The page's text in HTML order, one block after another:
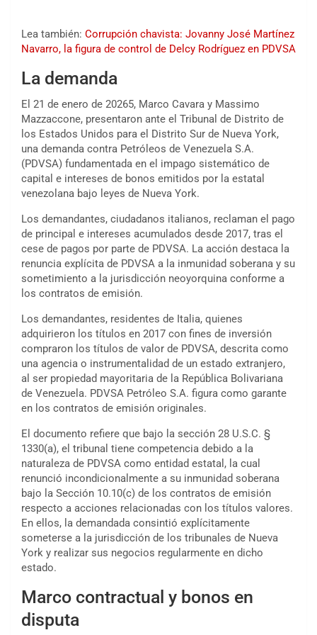
Lea también: Corrupción chavista: Jovanny José Martínez
Navarro, la figura de control de Delcy Rodríguez en PDVSA
La demanda
El 21 de enero de 20265, Marco Cavara y Massimo
Mazzaccone, presentaron ante el Tribunal de Distrito de
los Estados Unidos para el Distrito Sur de Nueva York,
una demanda contra Petróleos de Venezuela S.A.
(PDVSA) fundamentada en el impago sistemático de
capital e intereses de bonos emitidos por la estatal
venezolana bajo leyes de Nueva York.
Los demandantes, ciudadanos italianos, reclaman el pago
de principal e intereses acumulados desde 2017, tras el
cese de pagos por parte de PDVSA. La acción destaca la
renuncia explícita de PDVSA a la inmunidad soberana y su
sometimiento a la jurisdicción neoyorquina conforme a
los contratos de emisión.
Los demandantes, residentes de Italia, quienes
adquirieron los títulos en 2017 con fines de inversión
compraron los títulos de valor de PDVSA, descrita como
una agencia o instrumentalidad de un estado extranjero,
al ser propiedad mayoritaria de la República Bolivariana
de Venezuela. PDVSA Petróleo S.A. figura como garante
en los contratos de emisión originales.
El documento refiere que bajo la sección 28 U.S.C. §
1330(a), el tribunal tiene competencia debido a la
naturaleza de PDVSA como entidad estatal, la cual
renunció incondicionalmente a su inmunidad soberana
bajo la Sección 10.10(c) de los contratos de emisión
respecto a acciones relacionadas con los títulos valores.
En ellos, la demandada consintió explícitamente
someterse a la jurisdicción de los tribunales de Nueva
York y realizar sus negocios regularmente en dicho
estado.
Marco contractual y bonos en
disputa